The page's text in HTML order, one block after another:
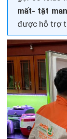
mất- tật
được hỗ trợ